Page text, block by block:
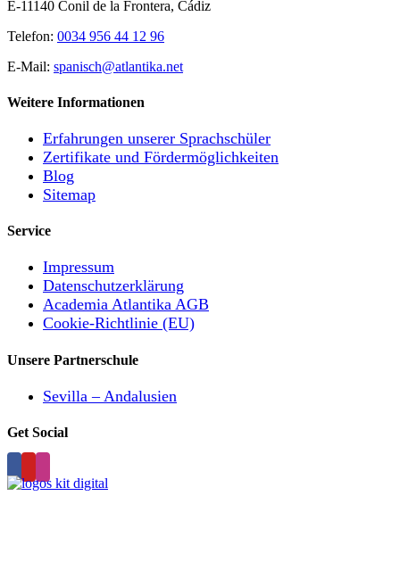
E-11140 Conil de la Frontera, Cádiz
Telefon: 0034 956 44 12 96
E-Mail: spanisch@atlantika.net
Weitere Informationen
Erfahrungen unserer Sprachschüler
Zertifikate und Fördermöglichkeiten
Blog
Sitemap
Service
Impressum
Datenschutzerklärung
Academia Atlantika AGB
Cookie-Richtlinie (EU)
Unsere Partnerschule
Sevilla – Andalusien
Get Social